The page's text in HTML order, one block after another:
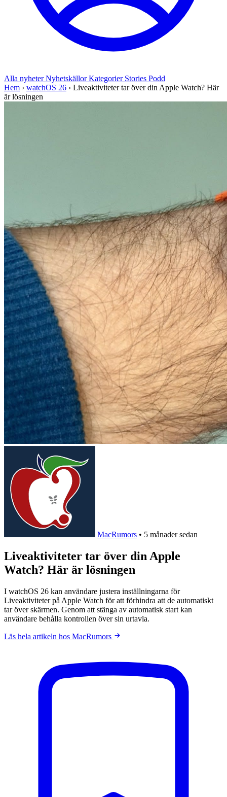
Alla nyheterNyhetskällorKategorier Stories Podd
Hem › watchOS 26 › Liveaktiviteter tar över din Apple Watch? Här
är lösningen
MacRumors • 5 månader sedan
Liveaktiviteter tar över din Apple
Watch? Här är lösningen
I watchOS 26 kan användare justera inställningarna för
Liveaktiviteter på Apple Watch för att förhindra att de automatiskt
tar över skärmen. Genom att stänga av automatisk start kan
användare behålla kontrollen över sin urtavla.
Läs hela artikeln hos MacRumors